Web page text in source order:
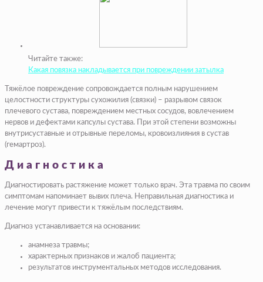
Читайте также:
Какая повязка накладывается при повреждении затылка
Тяжёлое повреждение сопровождается полным нарушением
целостности структуры сухожилия (связки) – разрывом связок
плечевого сустава, повреждением местных сосудов, вовлечением
нервов и дефектами капсулы сустава. При этой степени возможны
внутрисуставные и отрывные переломы, кровоизлияния в сустав
(гемартроз).
Диагностика
Диагностировать растяжение может только врач. Эта травма по своим
симптомам напоминает вывих плеча. Неправильная диагностика и
лечение могут привести к тяжёлым последствиям.
Диагноз устанавливается на основании:
анамнеза травмы;
характерных признаков и жалоб пациента;
результатов инструментальных методов исследования.